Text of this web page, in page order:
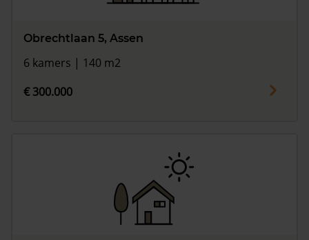
Obrechtlaan 5, Assen
6 kamers | 140 m2
€ 300.000